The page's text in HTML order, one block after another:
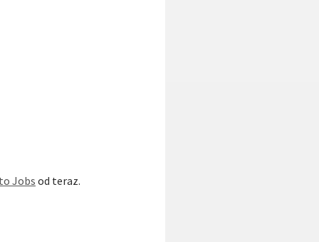
Jobs od teraz.